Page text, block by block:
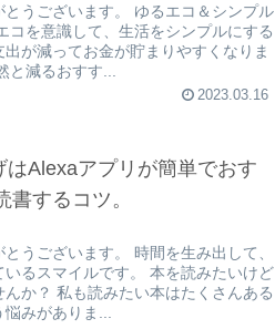
うございます。 ゆるエコ＆シンプル
コを意識して、生活をシンプルにする
が減ってお金が貯まりやすくなりま
減るおすす...
2023.03.16
はAlexaアプリが簡単でおす
するコツ。
うございます。 時間を生み出して、
るスマイルです。 本を読みたいけど
か？ 私も読みたい本はたくさんある
みがありま...